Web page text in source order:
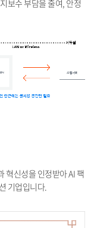
보수 부담을 줄여, 안정
혁신성을 인정받아 AI 팩
기업입니다.